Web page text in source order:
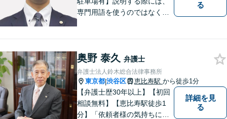
専門用語を使うのではなく、
向けて、10年以上にわたる弁
護士活動から得た知識・経験
をフル活用して解決を目指し
ます。
る
奥野 泰久 弁護士
弁護士法人鈴木総合法律事務所
東京都|渋谷区 恵比寿駅 から徒歩1分
【弁護士歴30年以上】【初回
相談無料】【恵比寿駅徒歩1
分】「依頼者様の気持ちにな
詳細を見
る